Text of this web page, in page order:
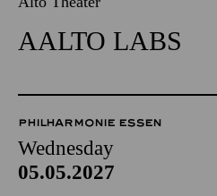
AALTO LABS
PHILHARMONIE ESSEN
Wednesday
05.05.2027